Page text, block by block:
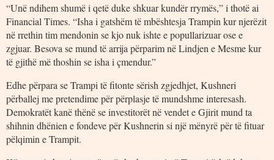
“Unë ndihem shumë i qetë duke shkuar kundër rrymës,” i thotë ai
Financial Times. “Isha i gatshëm të mbështesja Trampin kur njerëzit
në rrethin tim mendonin se kjo nuk ishte e popullarizuar ose e
zgjuar. Besova se mund të arrija përparim në Lindjen e Mesme kur
të gjithë më thoshin se isha i çmendur.”
Edhe përpara se Trampi të fitonte sërish zgjedhjet, Kushneri
përballej me pretendime për përplasje të mundshme interesash.
Demokratët kanë thënë se investitorët në vendet e Gjirit mund ta
shihnin dhënien e fondeve për Kushnerin si një mënyrë për të fituar
pëlqimin e Trampit.